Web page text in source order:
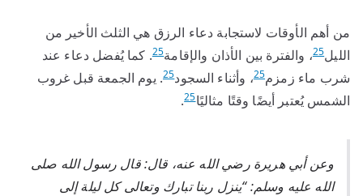
من أهم الأوقات لاستجابة دعاء الرزق هي الثلث الأخير من
الليل25، والفترة بين الأذان والإقامة25. كما يُفضل دعاء عند
شرب ماء زمزم25، وأثناء السجود25. يوم الجمعة قبل غروب
الشمس يُعتبر أيضًا وقتًا مثاليًا25
.
وعن أبي هريرة رضي الله عنه، قال: قال رسول الله صلى
الله عليه وسلم: “ينزل ربنا تبارك وتعالى كل ليلة إلى